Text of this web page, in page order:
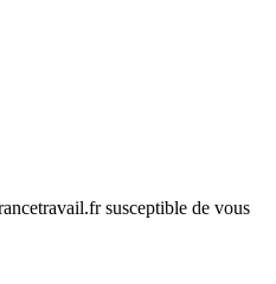
susceptible de vous